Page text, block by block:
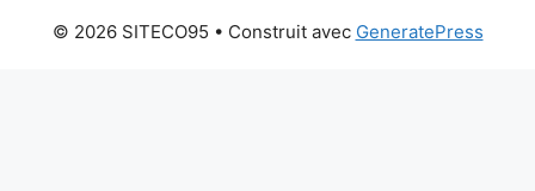
© 2026 SITECO95 • Construit avec GeneratePress